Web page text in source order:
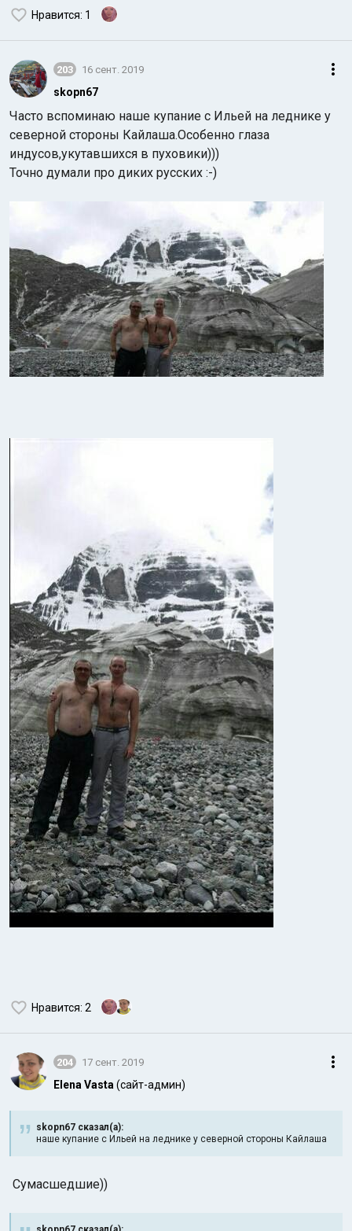
Нравится: 1
203 16 сент. 2019
skopn67
Часто вспоминаю наше купание с Ильей на леднике у
северной стороны Кайлаша.Особенно глаза
индусов,укутавшихся в пуховики)))
Точно думали про диких русских :-)
Нравится: 2
204 17 сент. 2019
Elena Vasta (сайт-админ)
skopn67 сказал(а):
наше купание с Ильей на леднике у северной стороны Кайлаша
Сумасшедшие))